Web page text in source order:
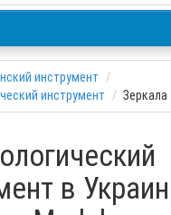
инструмент
инструмент
Зеркала
в